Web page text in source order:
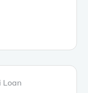
Loan